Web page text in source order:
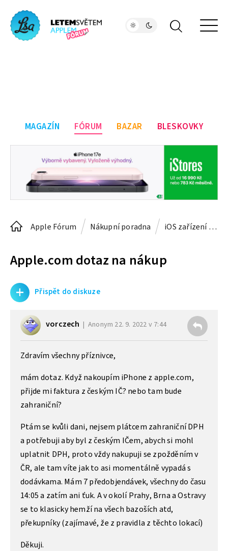
MAGAZÍN FÓRUM BAZAR BLESKOVKY
Apple Fórum Nákupní poradna iOS zařízení
Apple.com dotaz na nákup
+ Přispět do diskuze
vorczech Anonym 22. 9. 2022 v 7:44
Zdravím všechny příznivce,
mám dotaz. Když nakoupím iPhone z apple.com,
přijde mi faktura z českým IČ? nebo tam bude
zahraniční?
Ptám se kvůli dani, nejsem plátcem zahraniční DPH
a potřebuji aby byl z českým IČem, abych si mohl
uplatnit DPH, proto vždy nakupuji se zpožděním v
ČR, ale tam víte jak to asi momentálně vypadá s
dodávkama. Mám 7 předobjendávek, všechny do času
14:05 a zatím ani ťuk. A v okolí Prahy, Brna a Ostravy
se to klasicky hemží na všech bazoších atd,
překupníky (zajímavé, že z pravidla z těchto lokací)
Děkuji.